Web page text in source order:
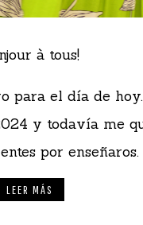
à tous!
para el día de
y todavía me
por enseñaros.
LEER MÁS